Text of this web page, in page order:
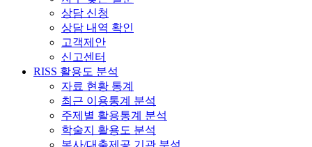
상담 신청
상담 내역 확인
고객제안
신고센터
RISS 활용도 분석
자료 현황 통계
최근 이용통계 분석
주제별 활용통계 분석
학술지 활용도 분석